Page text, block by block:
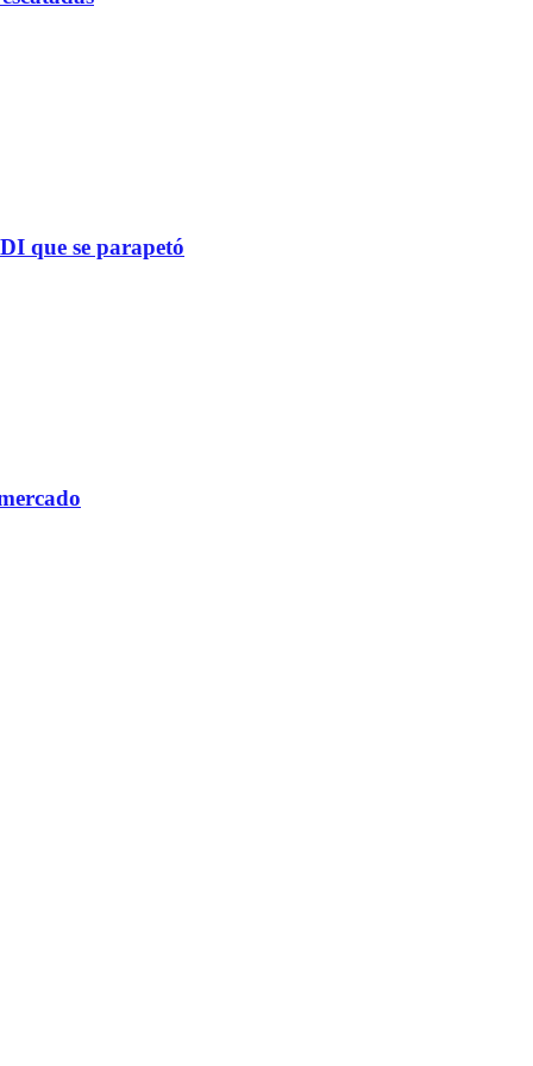
que se parapetó